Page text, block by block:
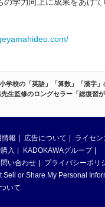
小学校の「英語」「算数」「漢字
生監修のロングセラー「総復習が
の学力向上に成果をあげ
情報 広告について
ライセ
入
KADOKAWAグループ
い合わせ
プライバシーポリ
Sell or Share My Personal
いて